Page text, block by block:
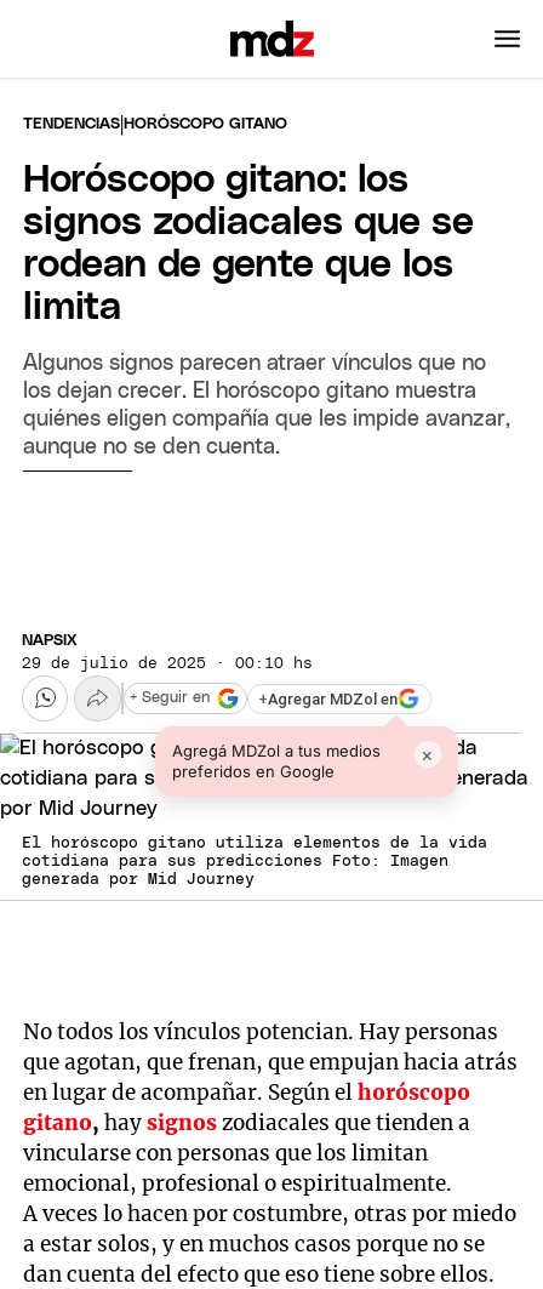
TENDENCIAS |HORÓSCOPO GITANO
Horóscopo gitano: los
signos zodiacales que se
rodean de gente que los
limita
Algunos signos parecen atraer vínculos que no
los dejan crecer. El horóscopo gitano muestra
quiénes eligen compañía que les impide avanzar,
aunque no se den cuenta.
NAPSIX
29 de julio de 2025 · 00:10 hs
+Agregar MDZol en
Agregá MDZol a tus medios
preferidos en Google
×
+ Seguir en
El horóscopo gitano utiliza elementos de la vida
cotidiana para sus predicciones Foto: Imagen
generada por Mid Journey
No todos los vínculos potencian. Hay personas
que agotan, que frenan, que empujan hacia atrás
en lugar de acompañar. Según elhoróscopo
gitano, haysignoszodiacales que tienden a
vincularse con personas que los limitan
emocional, profesional o espiritualmente.
A veces lo hacen por costumbre, otras por miedo
a estar solos, y en muchos casos porque no se
dan cuenta del efecto que eso tiene sobre ellos.